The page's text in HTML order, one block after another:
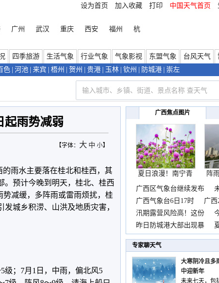
设为首页 加入收藏 打印 中国天气首页
广州 武汉 重庆 西安 福州
杭
四季旅游 生活气象 行业气象 气象影视 东盟气象 台风天气
色 河池 来宾 梧州 贺州 贵港 玉林 钦州 防城港 崇左
起雨势减弱
【字体： 大 中 小】
雨水主要落在桂北和桂西，其
。预计今晚到明天，桂北、桂西
势减缓，多阵雨或雷雨烦扰，桂
城乡积涝、山洪及地质灾害，
级；7月1日，中雨，偏北风5
广西焦点图片
夏日浪漫！南宁青
秀山
阵
广西区气象台继续发布
晴热
广西气象台6日17时
广西
汛期露营风险高！这份
暴雨
昨日防城港大部出现暴
秀山
专家聊天气
大寒阴冷且多
中迎新年
未来七天，包